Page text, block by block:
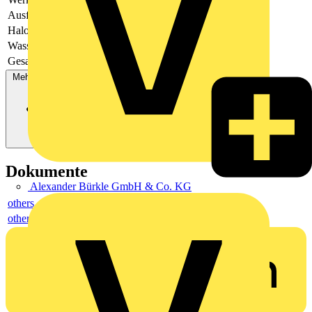
Alexander Bürkle GmbH & Co. KG
Ausführung
offen
Halogenfrei
Wasserdicht
Gesamtlänge
Mehr anzeigen
Dokumente
others
others